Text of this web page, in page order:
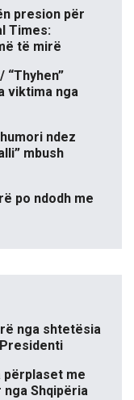
presion për
Times:
të mirë
“Thyhen”
viktima nga
ndez
mbush
po ndodh me
nga shtetësia
përplaset me
nga Shqipëria